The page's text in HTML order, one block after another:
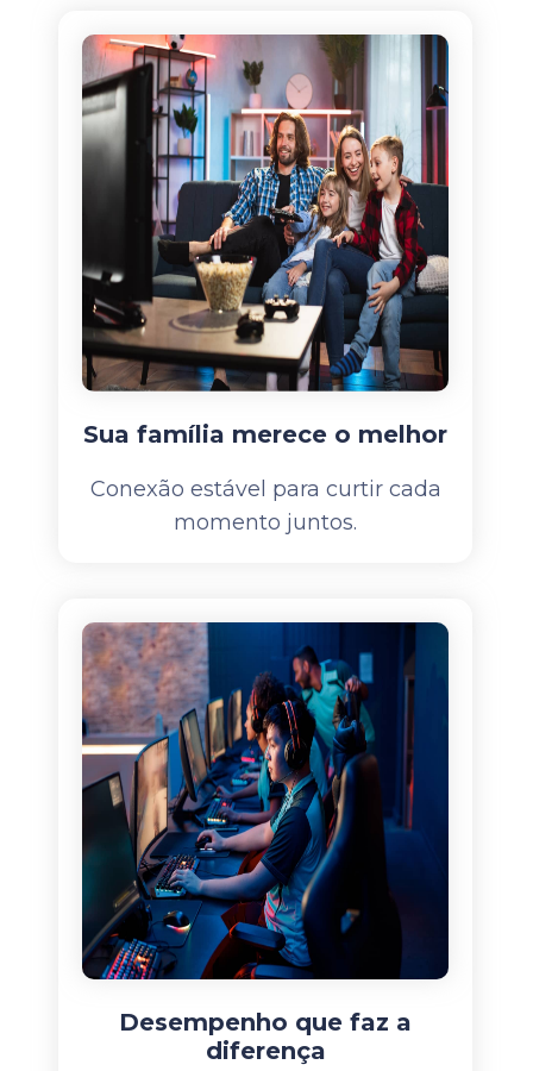
Sua família merece o melhor
Conexão estável para curtir cada
momento juntos.
Desempenho que faz a
diferença